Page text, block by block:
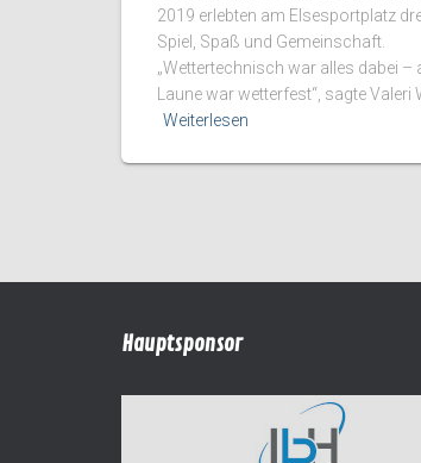
2019 erlebten am Elsesportplatz
Spiel, Spaß und Gemeinschaft.
„Wettertechnisch war alles dabei –
Laune war wetterfest“, sagte Valeri
Weiterlesen
Hauptsponsor